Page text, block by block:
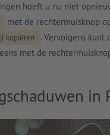
hoeft u nu niet
met de rechtermuisknop
kopiëren
. Vervolgens kunt
met de
in